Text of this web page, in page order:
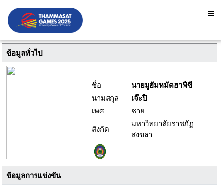
ข้อมูลทั่วไป
ชื่อ
นายมูฮัมหมัดฮาฟีซี
นามสกุล
เจ๊ะปิ
เพศ
ชาย
สังกัด
มหาวิทยาลัยราชภัฏ
สงขลา
ข้อมูลการแข่งขัน